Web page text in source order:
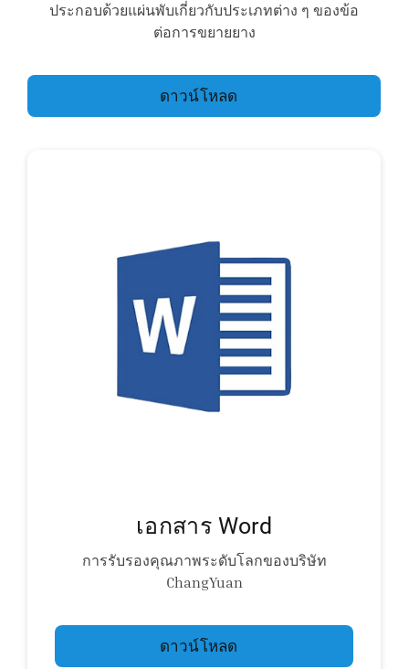
ประกอบด้วยแผ่นพับเกี่ยวกับประเภทต่าง ๆ ของข้อ
ต่อการขยายยาง
ดาวน์โหลด
เอกสาร Word
การรับรองคุณภาพระดับโลกของบริษัท
ChangYuan
ดาวน์โหลด